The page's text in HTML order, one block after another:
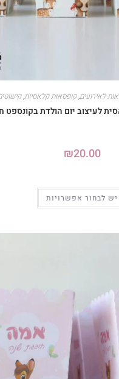
לאירועים,קופסאות קלאסיות,
לעיצוב יום הולדת בקונספט
₪20.00
יש לבחור אפשרויות